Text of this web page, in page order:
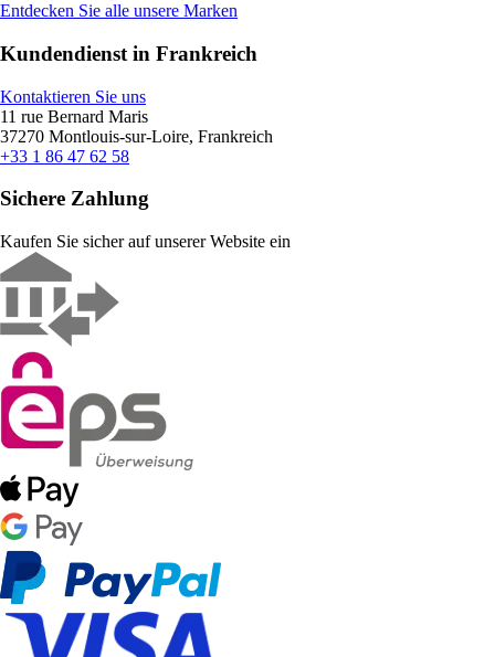
Entdecken Sie alle unsere Marken
Kundendienst in Frankreich
Kontaktieren Sie uns
11 rue Bernard Maris
37270 Montlouis-sur-Loire, Frankreich
+33 1 86 47 62 58
Sichere Zahlung
Kaufen Sie sicher auf unserer Website ein